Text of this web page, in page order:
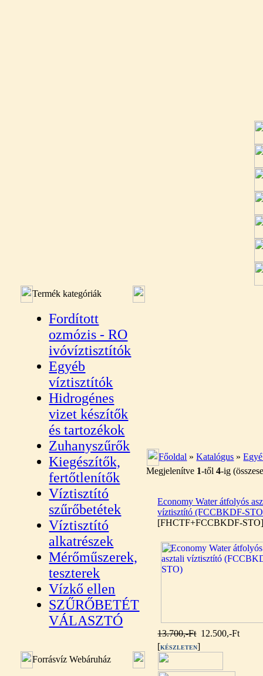
Termék kategóriák
Fordított
ozmózis - RO
ivóvíztisztítók
Egyéb
víztisztítók
Hidrogénes
vizet készítők
és tartozékok
Zuhanyszűrők
Kiegészítők,
fertőtlenítők
Víztisztító
szűrőbetétek
Víztisztító
alkatrészek
Mérőműszerek,
teszterek
Vízkő ellen
SZŰRŐBETÉT
VÁLASZTÓ
Forrásvíz Webáruház
Főoldal »Katalógus »
Megjelenítve 1-től4-ig
Economy Water átfolyós
víztisztító (FCCBKDF-
[FHCTF+FCCBKDF-
13.700,-Ft 12.500,-Ft
[KÉSZLETEN]